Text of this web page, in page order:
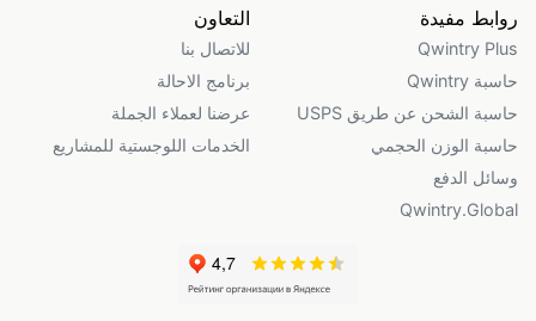
روابط مفيدة
Qwintry Plus
حاسبة Qwintry
حاسبة الشحن عن طريق USPS
حاسبة الوزن الحجمي
وسائل الدفع
Qwintry.Global
التعاون
للاتصال بنا
برنامج الاحالة
عرضنا لعملاء الجملة
الخدمات اللوجستية للمشاريع